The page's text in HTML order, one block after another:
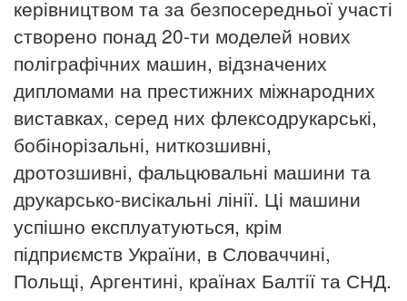
керівництвом та за безпосередньої участі
створено понад 20-ти моделей нових
поліграфічних машин, відзначених
дипломами на престижних міжнародних
виставках, серед них флексодрукарські,
бобінорізальні, ниткозшивні,
дротозшивні, фальцювальні машини та
друкарсько-висікальні лінії. Ці машини
успішно експлуатуються, крім
підприємств України, в Словаччині,
Польщі, Аргентині, країнах Балтії та СНД.